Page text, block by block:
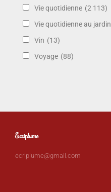
Vie quotidienne (2 113)
Vie quotidienne au jardin
Vin (13)
Voyage (88)
Ecriplume
ecriplume@gmail.com